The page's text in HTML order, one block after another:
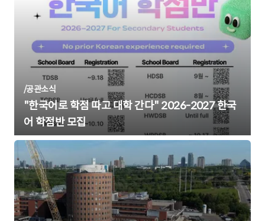
/공관소식
"한국어로 학점 따고 대학 간다" 2026-2027 한국
어 학점반 모집